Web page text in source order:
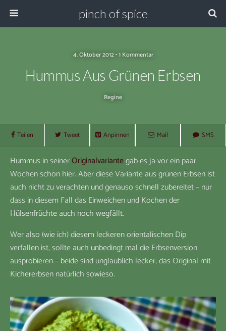
pinch of spice
4. Oktober 2012 • 1 Kommentar
Hummus Aus Grünen Erbsen
Regine
Teilen Tweet Anpinnen Mail SMS
Hummus in seinerOriginalvariantegab es ja vor ein paar
Wochen schon hier. Aber diese Variante aus grünen Erbsen ist
auch nicht zu verachten und genauso schnell zubereitet – nur
dass in diesem Fall das Einweichen und Kochen der
Hülsenfrüchte auch noch wegfällt.
Wer also (wie ich) diesem leckeren orientalischen Dip
verfallen ist, sollte auch unbedingt mal die Erbsenversion
ausprobieren – beide sind unglaublich lecker, das Original mit
Kichererbsen natürlich sowieso.